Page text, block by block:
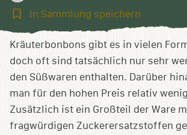
In
speichern
In Sammlung speichern
Kräuterbonbons gibt es in vielen
doch oft sind tatsächlich nur sehr
den Süßwaren enthalten. Darüber
man für den hohen Preis relativ
Zusätzlich ist ein Großteil der Ware
fragwürdigen Zuckerersatzstoffen